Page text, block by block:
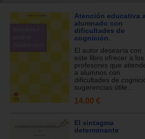
Atención educativa al
alumnado con
dificultades de
cognición.
El autor desearía con
este libro ofrecer a los
profesores que
a alumnos con
dificultades de
sugerencias útile...
14.00 €
El sintagma
determinante